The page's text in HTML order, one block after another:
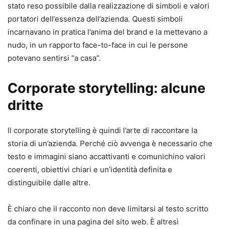
stato reso possibile dalla realizzazione di simboli e valori
portatori dell’essenza dell’azienda. Questi simboli
incarnavano in pratica l’anima del brand e la mettevano a
nudo, in un rapporto face-to-face in cui le persone
potevano sentirsi “a casa”.
Corporate storytelling: alcune
dritte
Il corporate storytelling è quindi l’arte di raccontare la
storia di un’azienda. Perché ciò avvenga è necessario che
testo e immagini siano accattivanti e comunichino valori
coerenti, obiettivi chiari e un’identità definita e
distinguibile dalle altre.
È chiaro che il racconto non deve limitarsi al testo scritto
da confinare in una pagina del sito web. È altresì